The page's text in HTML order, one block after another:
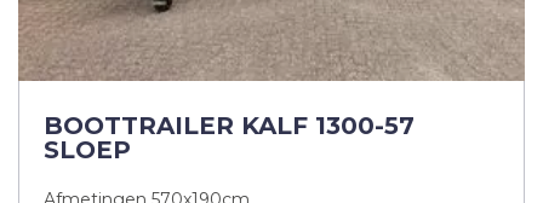
BOOTTRAILER KALF 1300-57
SLOEP